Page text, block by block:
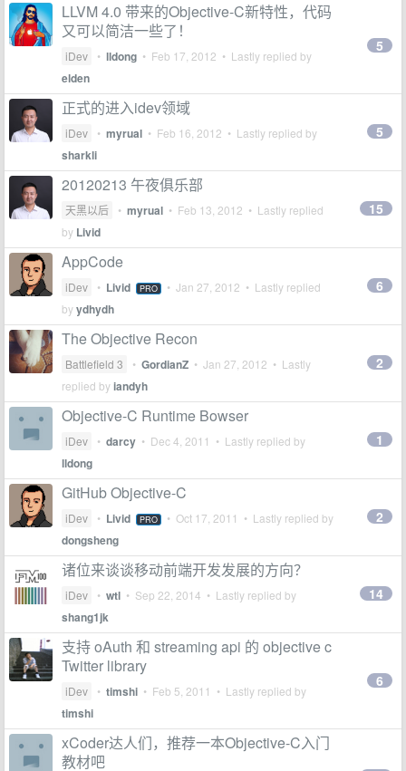
LLVM 4.0 带来的Objective-C新特性，代码
又可以简洁一些了！
iDev • lldong • Feb 17, 2012 • Lastly replied by
elden
5
正式的进入idev领域
iDev • myrual • Feb 16, 2012 • Lastly replied by
sharkli
5
20120213 午夜俱乐部
天黑以后 • myrual • Feb 13, 2012 • Lastly replied
by Livid
15
AppCode
iDev • Livid PRO • Jan 27, 2012 • Lastly replied
byydhydh
6
The Objective Recon
Battlefield 3 • GordianZ • Jan 27, 2012 • Lastly
replied byiandyh
2
Objective-C Runtime Bowser
iDev • darcy • Dec 4, 2011 • Lastly replied by
lldong
1
GitHub Objective-C
iDev • Livid PRO • Oct 17, 2011 • Lastly replied by
dongsheng
2
诸位来谈谈移动前端开发发展的方向？
iDev • wtl • Sep 22, 2014 • Lastly replied by
shang1jk
14
支持 oAuth 和 streaming api 的 objective c
Twitter library
iDev • timshi • Feb 5, 2011 • Lastly replied by
timshi
6
xCoder达人们，推荐一本Objective-C入门
教材吧